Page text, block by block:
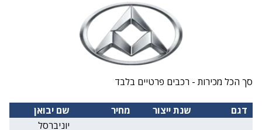
סך הכל מכירות - רכבים פרטיים בלבד
דגם שנת ייצור מחיר שם יבואן
יוניברסל